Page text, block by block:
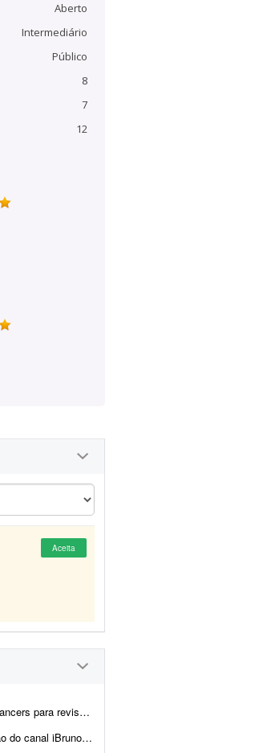
Aberto
Intermediário
Público
8
7
12
Aceita
será revisar o roteiro j&aacu...
de ajuda para escrever ...